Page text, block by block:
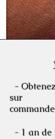
-
sur
- 1 an de